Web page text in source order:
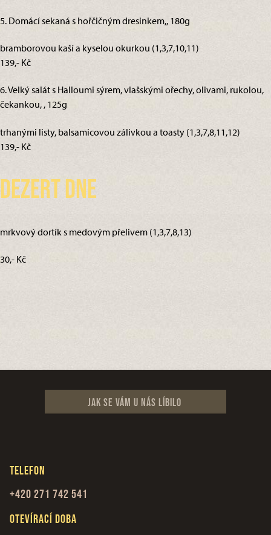
5. Domácí sekaná s hořčičným dresinkem,, 180g
bramborovou kaší a kyselou okurkou (1,3,7,10,11)
139,- Kč
6. Velký salát s Halloumi sýrem, vlašskými ořechy, olivami, rukolou,
čekankou, , 125g
trhanými listy, balsamicovou zálivkou a toasty (1,3,7,8,11,12)
139,- Kč
Dezert dne
mrkvový dortík s medovým přelivem (1,3,7,8,13)
30,- Kč
Jak se vám u nás líbilo
Telefon
+420 271 742 541
Otevírací doba